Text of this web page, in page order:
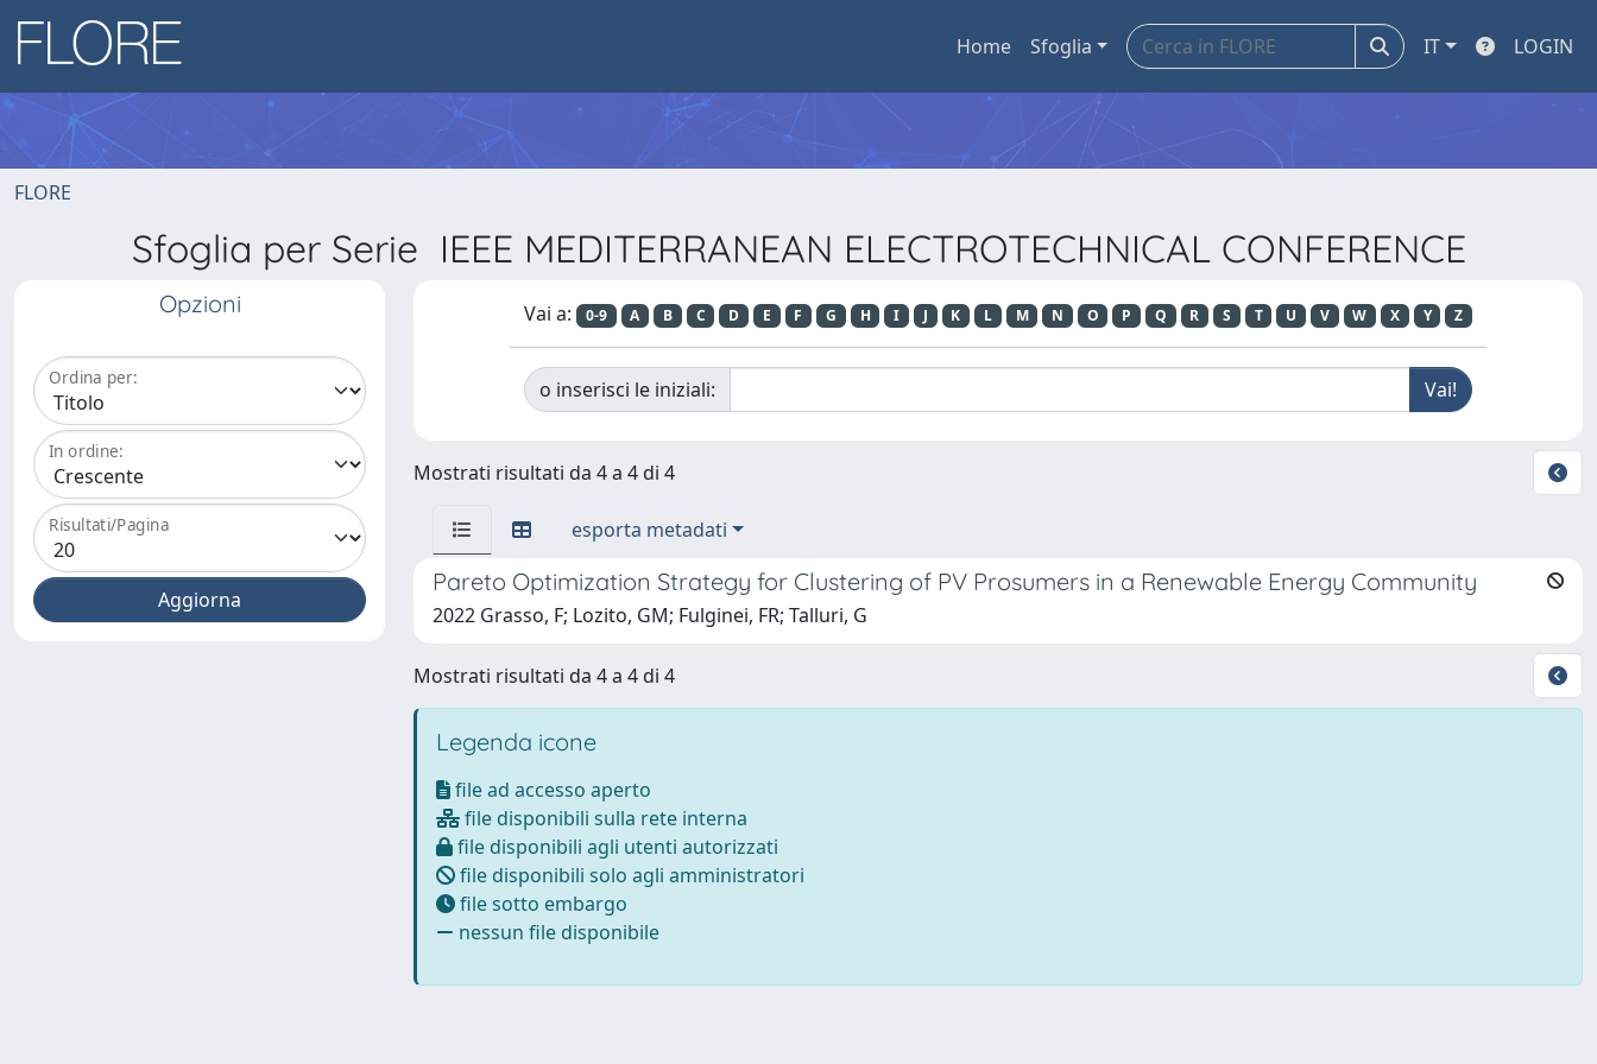
Home Sfoglia IT LOGIN
FLORE
Sfoglia per Serie IEEE MEDITERRANEAN ELECTROTECHNICAL CONFERENCE
Opzioni
Ordina per:
In ordine:
Risultati/Pagina
Vai a: 0-9 A B C D E F G H I J K L M N O P Q R S T U V W X Y Z
o inserisci le iniziali:
Mostrati risultati da 4 a 4 di 4
esporta metadati
Pareto Optimization Strategy for Clustering of PV Prosumers in a Renewable Energy Community
2022 Grasso, F; Lozito, GM; Fulginei, FR; Talluri, G
Mostrati risultati da 4 a 4 di 4
Legenda icone
file ad accesso aperto
file disponibili sulla rete interna
file disponibili agli utenti autorizzati
file disponibili solo agli amministratori
file sotto embargo
nessun file disponibile